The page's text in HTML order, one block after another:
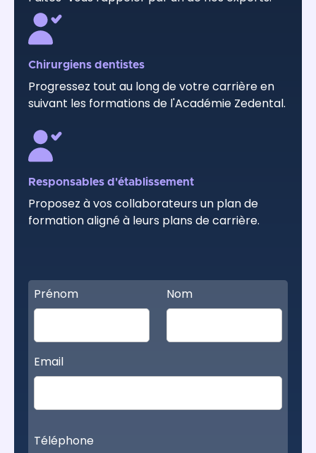
Chirurgiens dentistes
Progressez tout au long de votre carrière en
suivant les formations de l'Académie Zedental.
Responsables d'établissement
Proposez à vos collaborateurs un plan de
formation aligné à leurs plans de carrière.
Prénom Nom
Email
Téléphone